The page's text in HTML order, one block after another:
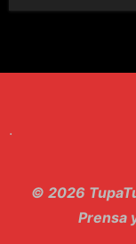
12.
.
© 2026
Prensa